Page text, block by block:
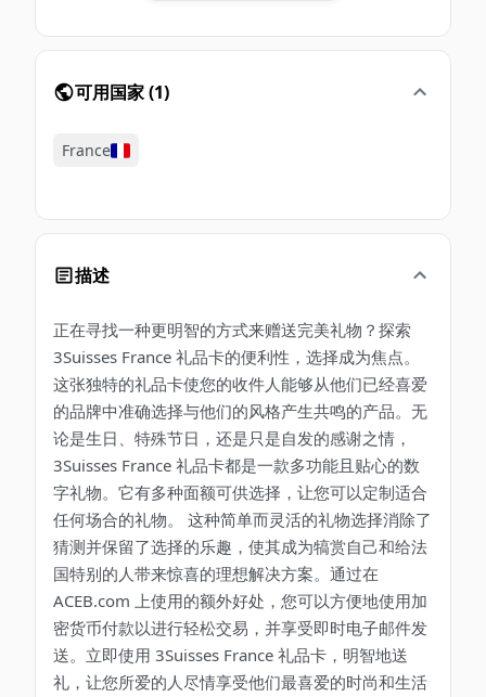
可用国家(1)
France
描述
正在寻找一种更明智的方式来赠送完美礼物？探索
3Suisses France 礼品卡的便利性，选择成为焦点。
这张独特的礼品卡使您的收件人能够从他们已经喜爱
的品牌中准确选择与他们的风格产生共鸣的产品。无
论是生日、特殊节日，还是只是自发的感谢之情，
3Suisses France 礼品卡都是一款多功能且贴心的数
字礼物。它有多种面额可供选择，让您可以定制适合
任何场合的礼物。 这种简单而灵活的礼物选择消除了
猜测并保留了选择的乐趣，使其成为犒赏自己和给法
国特别的人带来惊喜的理想解决方案。通过在
ACEB.com 上使用的额外好处，您可以方便地使用加
密货币付款以进行轻松交易，并享受即时电子邮件发
送。立即使用 3Suisses France 礼品卡，明智地送
礼，让您所爱的人尽情享受他们最喜爱的时尚和生活